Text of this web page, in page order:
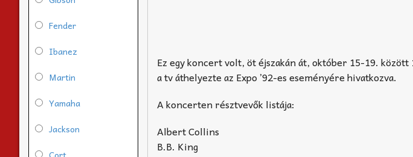
Ez egy koncert volt, öt éjszakán át, október 15-19.
a tv áthelyezte az Expo ’92-es eseményére hivatkozva.
A koncerten résztvevők listája:
Albert Collins
B.B. King
Fender
Ibanez
Martin
Yamaha
Jackson
Cort